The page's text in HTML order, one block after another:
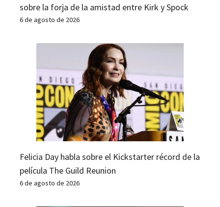
sobre la forja de la amistad entre Kirk y Spock
6 de agosto de 2026
Felicia Day habla sobre el Kickstarter récord de la
película The Guild Reunion
6 de agosto de 2026